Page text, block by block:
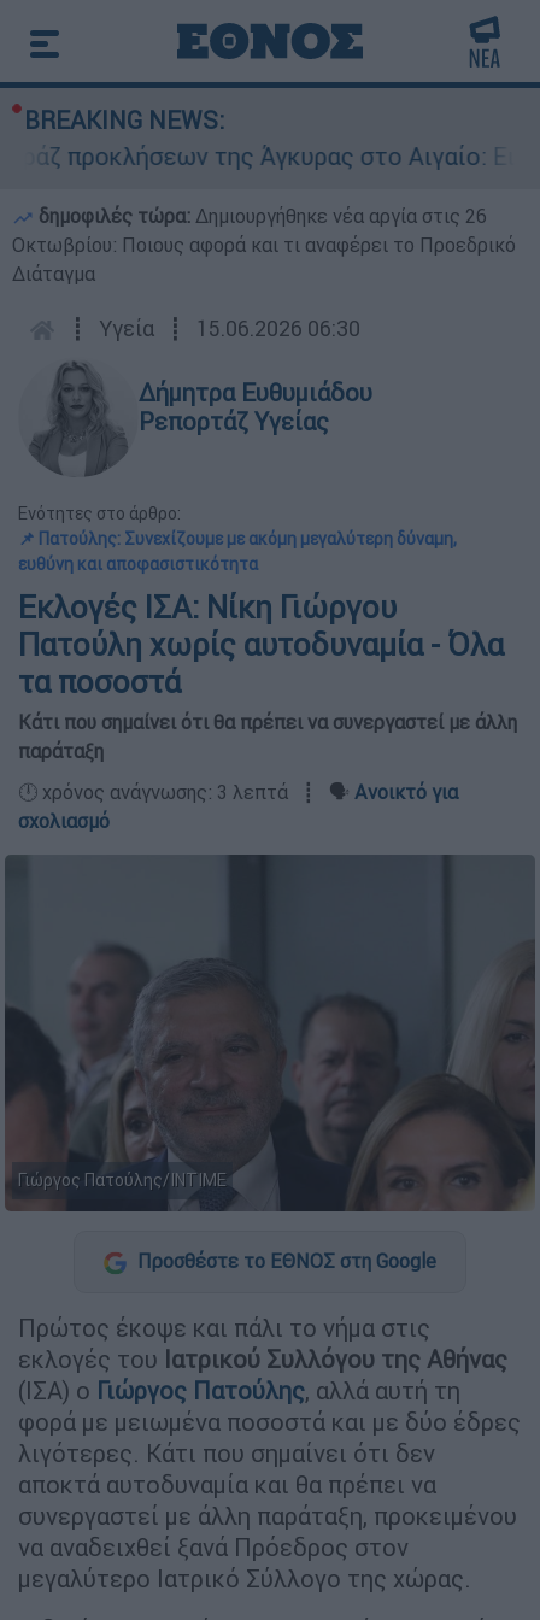
BREAKING NEWS:
προκλήσεων της Άγκυρας στο Αιγαίο:
δημοφιλές τώρα: Δημιουργήθηκε νέα αργία στις 26
Οκτωβρίου: Ποιους αφορά και τι αναφέρει το Προεδρικό
Διάταγμα
┋ Υγεία ┋ 15.06.2026 06:30
Δήμητρα Ευθυμιάδου
Ρεπορτάζ Υγείας
Ενότητες στο άρθρο:
📌 Πατούλης: Συνεχίζουμε με ακόμη μεγαλύτερη δύναμη,
ευθύνη και αποφασιστικότητα
Εκλογές ΙΣΑ: Νίκη Γιώργου
Πατούλη χωρίς αυτοδυναμία - Όλα
τα ποσοστά
Κάτι που σημαίνει ότι θα πρέπει να συνεργαστεί με άλλη
παράταξη
🕛 χρόνος ανάγνωσης: 3 λεπτά ┋ 🗣️ Ανοικτό για
σχολιασμό
Γιώργος Πατούλης/ΙΝΤΙΜΕ
Προσθέστε το ΕΘΝΟΣ στη Google
Πρώτος έκοψε και πάλι το νήμα στις
εκλογές του Ιατρικού Συλλόγου της Αθήνας
(ΙΣΑ) ο Γιώργος Πατούλης, αλλά αυτή τη
φορά με μειωμένα ποσοστά και με δύο έδρες
λιγότερες. Κάτι που σημαίνει ότι δεν
αποκτά αυτοδυναμία και θα πρέπει να
συνεργαστεί με άλλη παράταξη, προκειμένου
να αναδειχθεί ξανά Πρόεδρος στον
μεγαλύτερο Ιατρικό Σύλλογο της χώρας.